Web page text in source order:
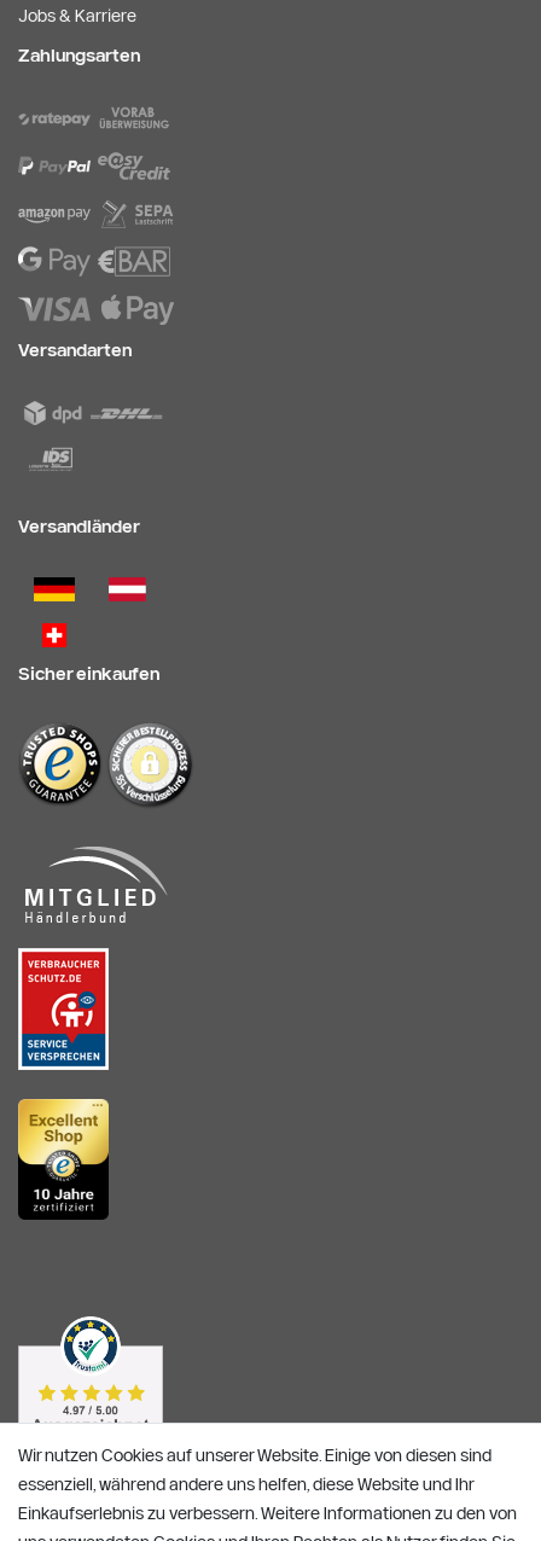
Jobs & Karriere
Zahlungsarten
Versandarten
Versandländer
Sicher einkaufen
Wir nutzen Cookies auf unserer Website. Einige von diesen sind
essenziell, während andere uns helfen, diese Website und Ihr
Einkaufserlebnis zu verbessern. Weitere Informationen zu den von